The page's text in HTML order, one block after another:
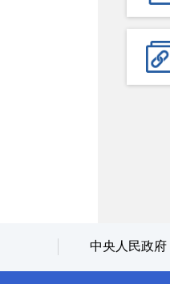
中央人民政府